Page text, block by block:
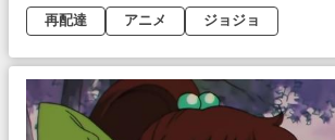
再配達
アニメ ジョジョ